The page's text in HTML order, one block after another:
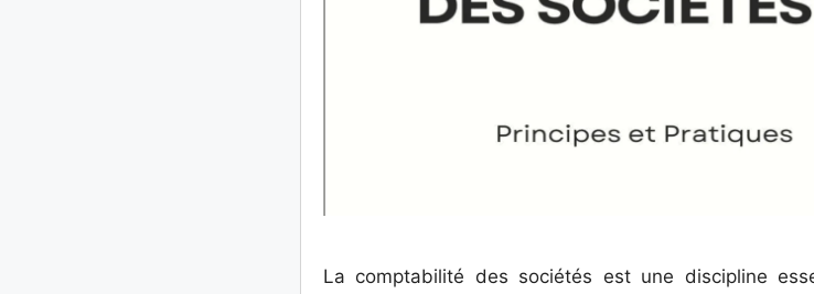
La comptabilité des sociétés est une discipline